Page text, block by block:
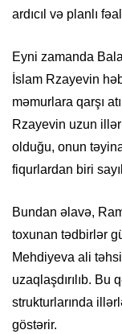
ardıcıl və planlı
Eyni zamanda
İslam Rzayevin
məmurlara qarşı
Rzayevin uzun
olduğu, onun
fiqurlardan biri
Bundan əlavə,
toxunan tədbirlər
Mehdiyeva ali
uzaqlaşdırılıb.
strukturlarında
göstərir.